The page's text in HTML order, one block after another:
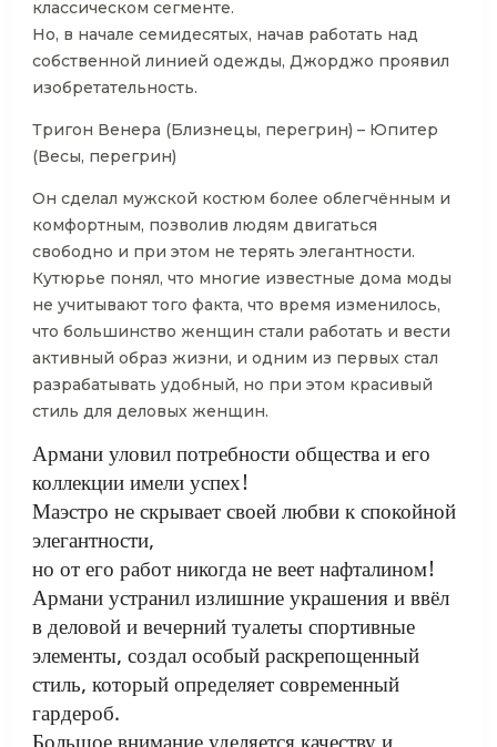
классическом сегменте.
Но, в начале семидесятых, начав работать над
собственной линией одежды, Джорджо проявил
изобретательность.
Тригон Венера (Близнецы, перегрин) – Юпитер
(Весы, перегрин)
Он сделал мужской костюм более облегчённым и
комфортным, позволив людям двигаться
свободно и при этом не терять элегантности.
Кутюрье понял, что многие известные дома моды
не учитывают того факта, что время изменилось,
что большинство женщин стали работать и вести
активный образ жизни, и одним из первых стал
разрабатывать удобный, но при этом красивый
стиль для деловых женщин.
Армани уловил потребности общества и его
коллекции имели успех!
Маэстро не скрывает своей любви к спокойной
элегантности,
но от его работ никогда не веет нафталином!
Армани устранил излишние украшения и ввёл
в деловой и вечерний туалеты спортивные
элементы, создал особый раскрепощенный
стиль, который определяет современный
гардероб.